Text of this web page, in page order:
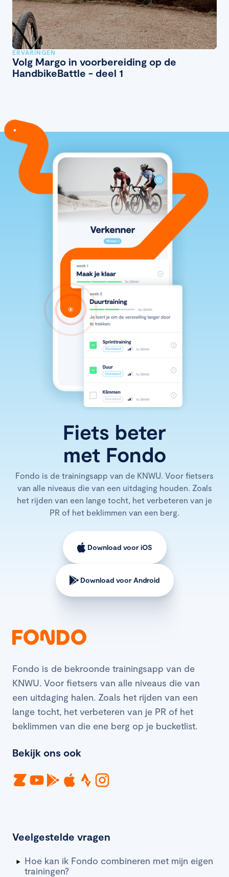
ERVARINGEN
Volg Margo in voorbereiding op de
HandbikeBattle - deel 1
Fiets beter
met Fondo
Fondo is de trainingsapp van de KNWU. Voor fietsers
van alle niveaus die van een uitdaging houden. Zoals
het rijden van een lange tocht, het verbeteren van je
PR of het beklimmen van een berg.
Download voor iOS
Download voor Android
Fondo is de bekroonde trainingsapp van de
KNWU. Voor fietsers van alle niveaus die van
een uitdaging halen. Zoals het rijden van een
lange tocht, het verbeteren van je PR of het
beklimmen van die ene berg op je bucketlist.
Bekijk ons ook
Veelgestelde vragen
Hoe kan ik Fondo combineren met mijn eigen
trainingen?